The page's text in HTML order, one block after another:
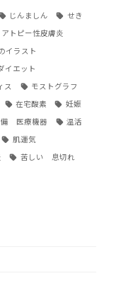
じんましん せき
アトピー性皮膚炎
イラスト
イエット
ス モストグラフ
在宅酸素 妊娠
医療機器 温活
肌運気
苦しい 息切れ